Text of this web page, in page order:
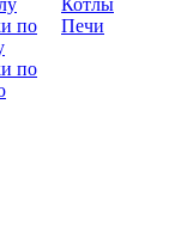
по
по
Печи